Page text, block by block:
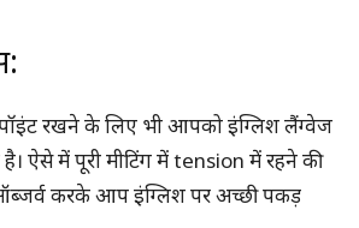
पॉइंट रखने के लिए भी आपको इंग्लिश लैंग्वेज
ऐसे में पूरी मीटिंग में tension में रहने की
करके आप इंग्लिश पर अच्छी पकड़